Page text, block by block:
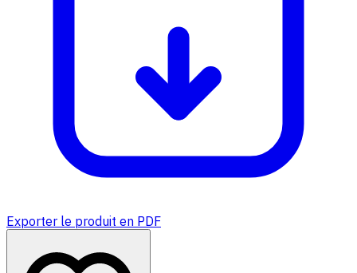
Exporter le produit en PDF